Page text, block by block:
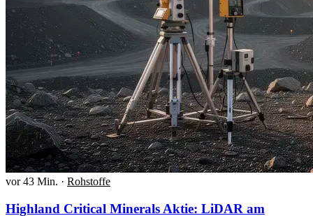
vor 43 Min. · Rohstoffe
Highland Critical Minerals Aktie: LiDAR am